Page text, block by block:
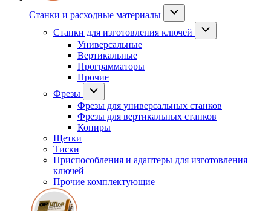
Станки и расходные материалы
Станки для изготовления ключей
Универсальные
Вертикальные
Программаторы
Прочие
Фрезы
Фрезы для универсальных станков
Фрезы для вертикальных станков
Копиры
Щетки
Тиски
Приспособления и адаптеры для изготовления
ключей
Прочие комплектующие